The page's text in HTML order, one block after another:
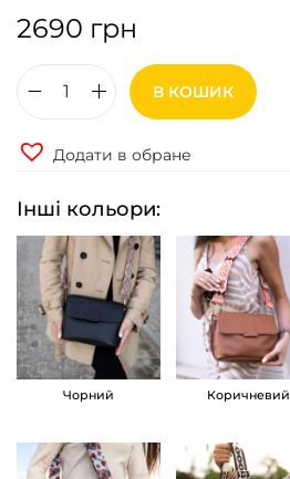
2690 грн
м
к
р
о
с
-
о
В КОШИК
Додати в обране
Інші кольори:
Чорний Коричневий